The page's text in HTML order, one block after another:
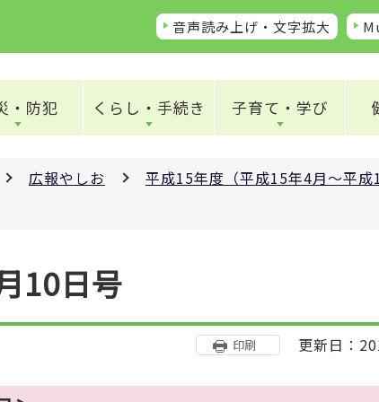
音声読み上げ・文字拡大
・防犯 くらし・手続き 子育て・学び
広報やしお
平成15年度（平成15年4月～平
10日号
印刷 更新日：